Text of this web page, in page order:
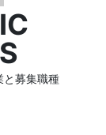
と募集職種